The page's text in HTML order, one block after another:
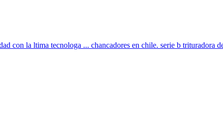
con la ltima tecnologa ... chancadores en chile. serie b trituradora